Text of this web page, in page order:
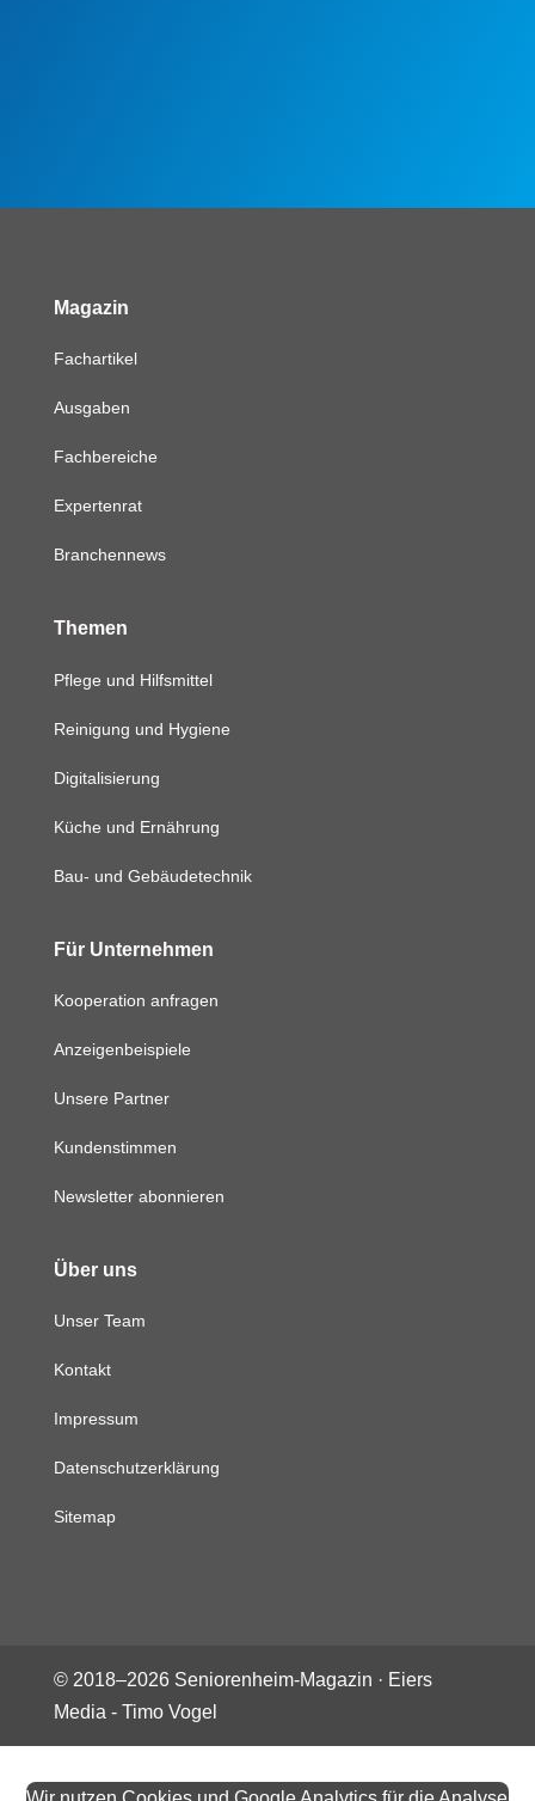
Magazin
Fachartikel
Ausgaben
Fachbereiche
Expertenrat
Branchennews
Themen
Pflege und Hilfsmittel
Reinigung und Hygiene
Digitalisierung
Küche und Ernährung
Bau- und Gebäudetechnik
Für Unternehmen
Kooperation anfragen
Anzeigenbeispiele
Unsere Partner
Kundenstimmen
Newsletter abonnieren
Über uns
Unser Team
Kontakt
Impressum
Datenschutzerklärung
Sitemap
© 2018–2026Seniorenheim-Magazin · Eiers
Media - Timo Vogel